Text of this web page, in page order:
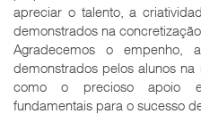
apreciar o talento, a
demonstrados na
Agradecemos o empenho,
demonstrados pelos alunos
como o precioso apoio
fundamentais para o sucesso